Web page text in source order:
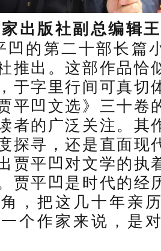
出版社副总编辑
凹的第二十部长篇
推出。这部作品恰
于字里行间可真切
平凹文选》三十卷
者的广泛关注。其
探寻，还是直面现
贾平凹对文学的执
贾平凹是时代的经
，把这几十年亲
个作家来说，是